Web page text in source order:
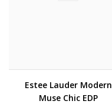
Estee Lauder Modern
Muse Chic EDP